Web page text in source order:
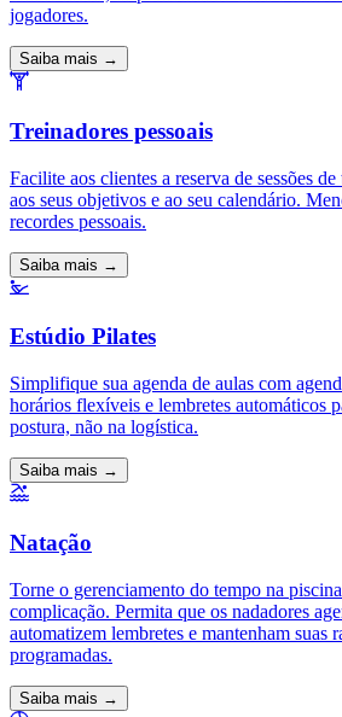
jogadores.
Saiba mais →
Treinadores pessoais
Facilite aos clientes a reserva de sessões
aos seus objetivos e ao seu calendário.
recordes pessoais.
Saiba mais →
Estúdio Pilates
Simplifique sua agenda de aulas com
horários flexíveis e lembretes automáticos
postura, não na logística.
Saiba mais →
Natação
Torne o gerenciamento do tempo na
complicação. Permita que os nadadores
automatizem lembretes e mantenham suas
programadas.
Saiba mais →